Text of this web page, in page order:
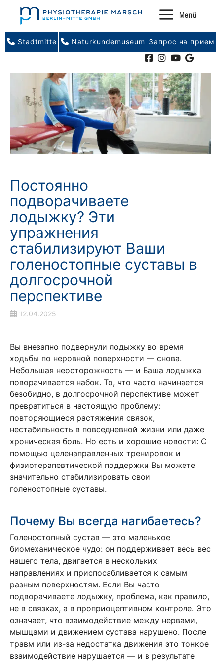
Перейти
Menü
Запрос на прием
Naturkundemuseum
Stadtmitte
Постоянно
подворачиваете
лодыжку? Эти
упражнения
стабилизируют Ваши
голеностопные суставы в
долгосрочной
перспективе
12.04.2025
Вы внезапно подвернули лодыжку во время
ходьбы по неровной поверхности — снова.
Небольшая неосторожность — и Ваша лодыжка
поворачивается набок. То, что часто начинается
безобидно, в долгосрочной перспективе может
превратиться в настоящую проблему:
повторяющиеся растяжения связок,
нестабильность в повседневной жизни или даже
хроническая боль. Но есть и хорошие новости: С
помощью целенаправленных тренировок и
физиотерапевтической поддержки Вы можете
значительно стабилизировать свои
голеностопные суставы.
Почему Вы всегда нагибаетесь?
Голеностопный сустав — это маленькое
биомеханическое чудо: он поддерживает весь вес
нашего тела, двигается в нескольких
направлениях и приспосабливается к самым
разным поверхностям. Если Вы часто
подворачиваете лодыжку, проблема, как правило,
не в связках, а в проприоцептивном контроле. Это
означает, что взаимодействие между нервами,
мышцами и движением сустава нарушено. После
травм или из-за недостатка движения это тонкое
взаимодействие нарушается — и в результате